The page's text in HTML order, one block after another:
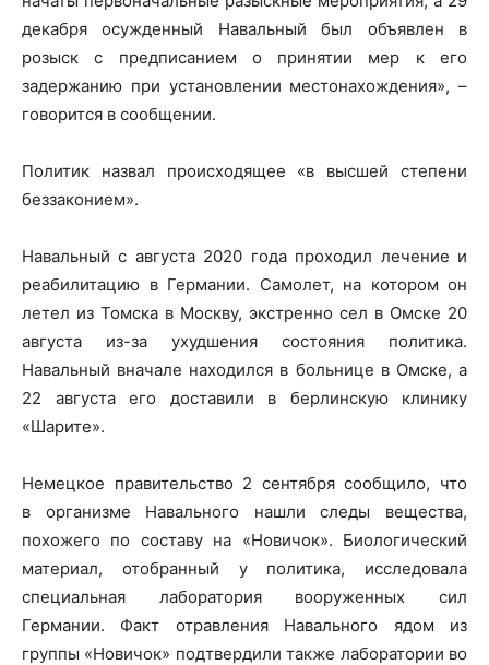
декабря осужденный Навальный был объявлен в
розыск с предписанием о принятии мер к его
задержанию при установлении местонахождения», –
говорится в сообщении.
Политик назвал происходящее «в высшей степени
беззаконием».
Навальный с августа 2020 года проходил лечение и
реабилитацию в Германии. Самолет, на котором он
летел из Томска в Москву, экстренно сел в Омске 20
августа из-за ухудшения состояния политика.
Навальный вначале находился в больнице в Омске, а
22 августа его доставили в берлинскую клинику
«Шарите».
Немецкое правительство 2 сентября сообщило, что
в организме Навального нашли следы вещества,
похожего по составу на «Новичок». Биологический
материал, отобранный у политика, исследовала
специальная лаборатория вооруженных сил
Германии. Факт отравления Навального ядом из
группы «Новичок» подтвердили также лаборатории во